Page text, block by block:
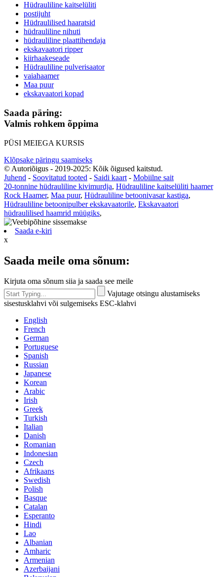
Hüdrauliline kaitselüliti
postijuht
Hüdraulilised haaratsid
hüdrauliline nihuti
hüdrauliline plaattihendaja
ekskavaatori ripper
kiirhaakeseade
Hüdrauliline pulverisaator
vaiahaamer
Maa puur
ekskavaatori kopad
Saada päring:
Valmis rohkem õppima
PÜSI MEIEGA KURSIS
Klõpsake päringu saamiseks
© Autoriõigus - 2019-2025: Kõik õigused kaitstud.
Juhend - Soovitatud tooted - Saidi kaart - Mobiilne sait
20-tonnine hüdrauliline kivimurdja, Hüdrauliline kaitselüliti haamer
Rock Haamer, Maa puur, Hüdrauliline betoonivasar kastiga,
Hüdrauliline betoonipulber ekskavaatorile, Ekskavaatori
hüdraulilised haamrid müügiks,
Saada e-kiri
x
Saada meile oma sõnum:
Kirjuta oma sõnum siia ja saada see meile
Vajutage otsingu alustamiseks
sisestusklahvi või sulgemiseks ESC-klahvi
English
French
German
Portuguese
Spanish
Russian
Japanese
Korean
Arabic
Irish
Greek
Turkish
Italian
Danish
Romanian
Indonesian
Czech
Afrikaans
Swedish
Polish
Basque
Catalan
Esperanto
Hindi
Lao
Albanian
Amharic
Armenian
Azerbaijani